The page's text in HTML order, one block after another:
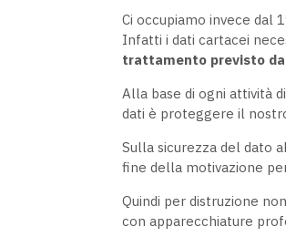
Ci occupiamo invece dal
Infatti i dati cartacei
trattamento previsto
Alla base di ogni attività
dati è proteggere il
Sulla sicurezza del dato
fine della motivazione
Quindi per distruzione
con apparecchiature